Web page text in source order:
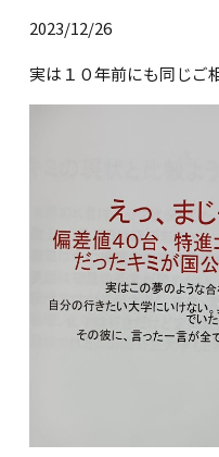
2023/12/26
実は１０年前にも同じご